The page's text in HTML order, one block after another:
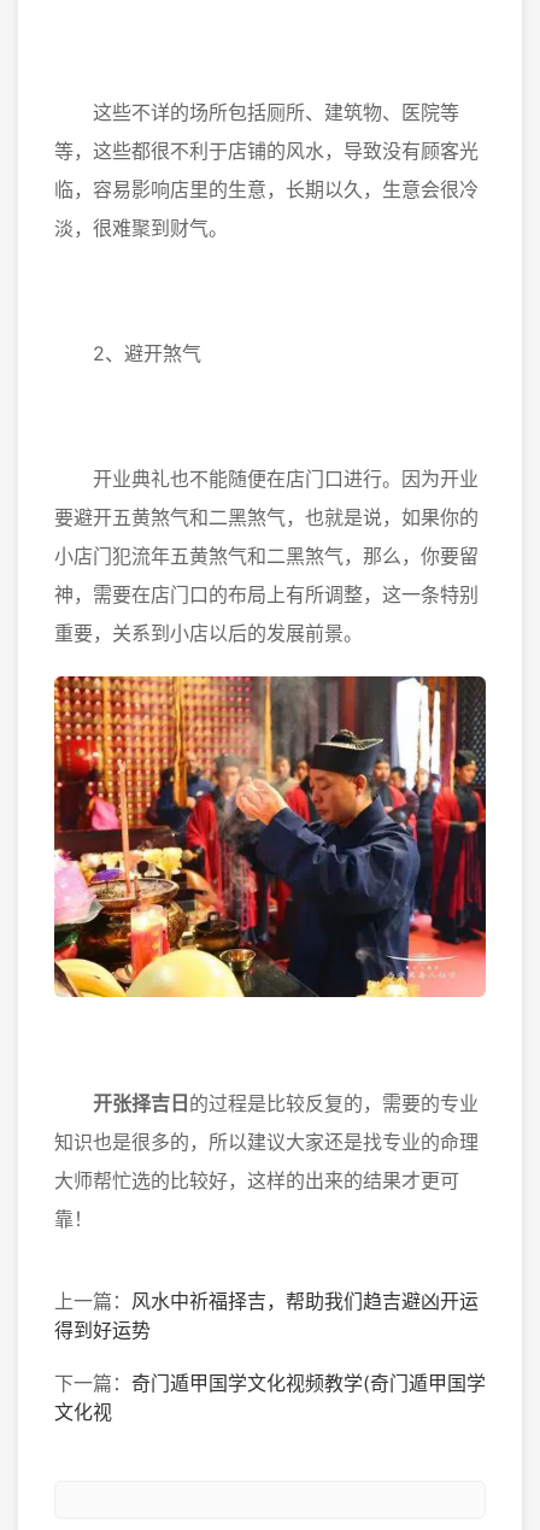
这些不详的场所包括厕所、建筑物、医院等
等，这些都很不利于店铺的风水，导致没有顾客光
临，容易影响店里的生意，长期以久，生意会很冷
淡，很难聚到财气。
2、避开煞气
开业典礼也不能随便在店门口进行。因为开业
要避开五黄煞气和二黑煞气，也就是说，如果你的
小店门犯流年五黄煞气和二黑煞气，那么，你要留
神，需要在店门口的布局上有所调整，这一条特别
重要，关系到小店以后的发展前景。
开张择吉日的过程是比较反复的，需要的专业
知识也是很多的，所以建议大家还是找专业的命理
大师帮忙选的比较好，这样的出来的结果才更可
靠！
上一篇： 风水中祈福择吉，帮助我们趋吉避凶开运
得到好运势
下一篇： 奇门遁甲国学文化视频教学(奇门遁甲国学
文化视